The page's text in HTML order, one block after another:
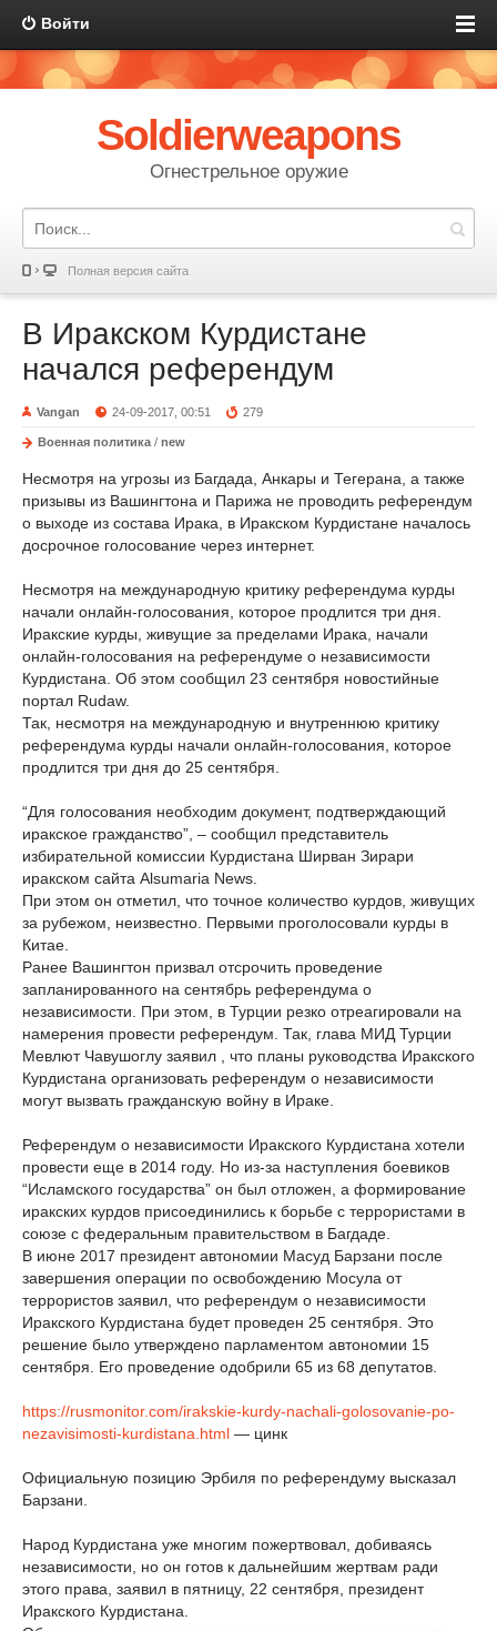
Войти
Soldierweapons
Огнестрельное оружие
Полная версия сайта
В Иракском Курдистане
начался референдум
Vangan 24-09-2017, 00:51 279
Военная политика / new
Несмотря на угрозы из Багдада, Анкары и Тегерана, а также
призывы из Вашингтона и Парижа не проводить референдум
о выходе из состава Ирака, в Иракском Курдистане началось
досрочное голосование через интернет.
Несмотря на международную критику референдума курды
начали онлайн-голосования, которое продлится три дня.
Иракские курды, живущие за пределами Ирака, начали
онлайн-голосования на референдуме о независимости
Курдистана. Об этом сообщил 23 сентября новостийные
портал Rudaw.
Так, несмотря на международную и внутреннюю критику
референдума курды начали онлайн-голосования, которое
продлится три дня до 25 сентября.
“Для голосования необходим документ, подтверждающий
иракское гражданство”, – сообщил представитель
избирательной комиссии Курдистана Ширван Зирари
иракском сайта Alsumaria News.
При этом он отметил, что точное количество курдов, живущих
за рубежом, неизвестно. Первыми проголосовали курды в
Китае.
Ранее Вашингтон призвал отсрочить проведение
запланированного на сентябрь референдума о
независимости. При этом, в Турции резко отреагировали на
намерения провести референдум. Так, глава МИД Турции
Мевлют Чавушоглу заявил , что планы руководства Иракского
Курдистана организовать референдум о независимости
могут вызвать гражданскую войну в Ираке.
Референдум о независимости Иракского Курдистана хотели
провести еще в 2014 году. Но из-за наступления боевиков
“Исламского государства” он был отложен, а формирование
иракских курдов присоединились к борьбе с террористами в
союзе с федеральным правительством в Багдаде.
В июне 2017 президент автономии Масуд Барзани после
завершения операции по освобождению Мосула от
террористов заявил, что референдум о независимости
Иракского Курдистана будет проведен 25 сентября. Это
решение было утверждено парламентом автономии 15
сентября. Его проведение одобрили 65 из 68 депутатов.
https://rusmonitor.com/irakskie-kurdy-nachali-golosovanie-po-
nezavisimosti-kurdistana.html — цинк
Официальную позицию Эрбиля по референдуму высказал
Барзани.
Народ Курдистана уже многим пожертвовал, добиваясь
независимости, но он готов к дальнейшим жертвам ради
этого права, заявил в пятницу, 22 сентября, президент
Иракского Курдистана.